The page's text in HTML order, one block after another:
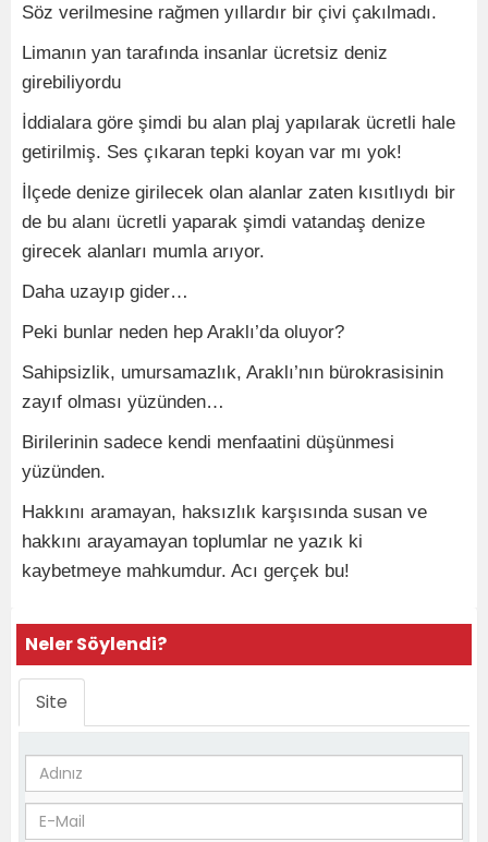
Söz verilmesine rağmen yıllardır bir çivi çakılmadı.
Limanın yan tarafında insanlar ücretsiz deniz
girebiliyordu
İddialara göre şimdi bu alan plaj yapılarak ücretli hale
getirilmiş. Ses çıkaran tepki koyan var mı yok!
İlçede denize girilecek olan alanlar zaten kısıtlıydı bir
de bu alanı ücretli yaparak şimdi vatandaş denize
girecek alanları mumla arıyor.
Daha uzayıp gider…
Peki bunlar neden hep Araklı’da oluyor?
Sahipsizlik, umursamazlık, Araklı’nın bürokrasisinin
zayıf olması yüzünden…
Birilerinin sadece kendi menfaatini düşünmesi
yüzünden.
Hakkını aramayan, haksızlık karşısında susan ve
hakkını arayamayan toplumlar ne yazık ki
kaybetmeye mahkumdur. Acı gerçek bu!
Neler Söylendi?
Site